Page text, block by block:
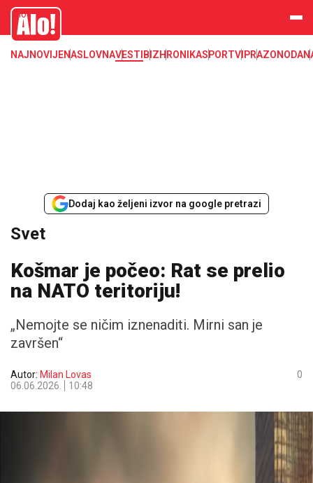
Svet, Ruske vesti, Planeta, Region
Alo
NAJNOVIJENASLOVNAVESTI BIZHRONIKASPORTVIPRAZONODA
Dodaj kao željeni izvor na google pretrazi
Svet
Košmar je počeo: Rat se prelio
na NATO teritoriju!
„Nemojte se ničim iznenaditi. Mirni san je
završen“
Autor: Milan Lovas
06.06.2026.
10:48
0